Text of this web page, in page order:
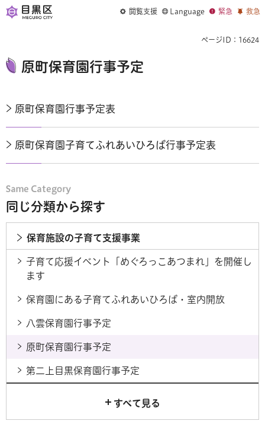
閲覧支援 Language 緊急 救急
ページID：16624
原町保育園行事予定
原町保育園行事予定表
原町保育園子育てふれあいひろば行事予定表
同じ分類から探す
保育施設の子育て支援事業
子育て応援イベント「めぐろっこあつまれ」を開催し
ます
保育園にある子育てふれあいひろば・室内開放
八雲保育園行事予定
原町保育園行事予定
第二上目黒保育園行事予定
すべて見る